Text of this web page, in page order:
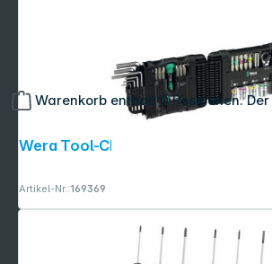
Warenkorb enthält 0 Positionen.
Wera Tool-Check Modular Set 1
Artikel-Nr.:169369